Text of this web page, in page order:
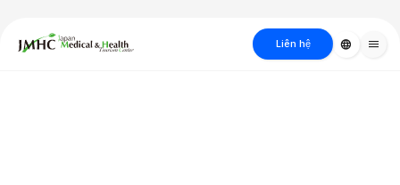
Trung tâm Du lịch Y tế & Sức khỏe Nhật Bản (JMHC)
Liên hệ language menu